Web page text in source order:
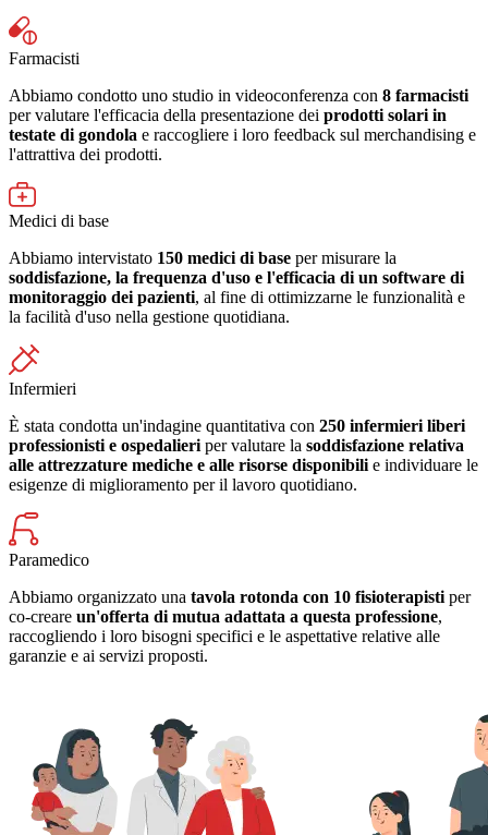
Farmacisti
Abbiamo condotto uno studio in videoconferenza con 8 farmacisti
per valutare l'efficacia della presentazione dei prodotti solari in
testate di gondola e raccogliere i loro feedback sul merchandising e
l'attrattiva dei prodotti.
Medici di base
Abbiamo intervistato 150 medici di base per misurare la
soddisfazione, la frequenza d'uso e l'efficacia di un software di
monitoraggio dei pazienti, al fine di ottimizzarne le funzionalità e
la facilità d'uso nella gestione quotidiana.
Infermieri
È stata condotta un'indagine quantitativa con 250 infermieri liberi
professionisti e ospedalieri per valutare la soddisfazione relativa
alle attrezzature mediche e alle risorse disponibili e individuare le
esigenze di miglioramento per il lavoro quotidiano.
Paramedico
Abbiamo organizzato una tavola rotonda con 10 fisioterapisti per
co-creare un'offerta di mutua adattata a questa professione,
raccogliendo i loro bisogni specifici e le aspettative relative alle
garanzie e ai servizi proposti.